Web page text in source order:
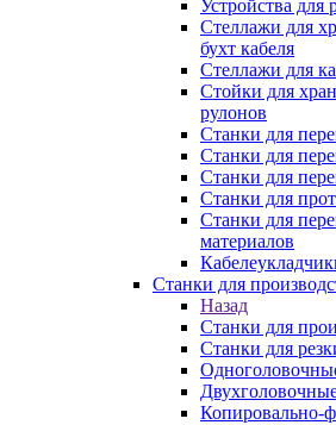
Устройства для
Стеллажи для
бухт кабеля
Стеллажи для
Стойки для
рулонов
Станки для
Станки для
Станки для
Станки для
Станки для
материалов
Станки для
Назад
Станки для
Станки для
Копировально-